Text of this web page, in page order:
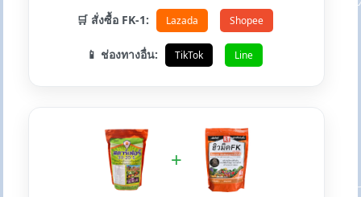
🛒 สั่งซื้อ FK-1: Lazada Shopee
📱 ช่องทางอื่น: TikTok Line
+